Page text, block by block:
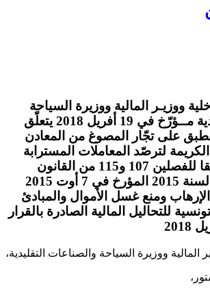
ووزيـر المالية ووزيرة السياحة
والصناعات التقليدية مــؤرّخ في 19 أفريل 2018 يتعلّق
على تجّار المصوغ من المعادن
الكريمة لترصّد المعاملات المسترابة
والتصريح بها تطبيقا للفصلين 107 و115 من القانون
الأساسي عدد 26 لسنة 2015 المؤرخ في 7 أوت 2015
ومنع غسل الأموال والمبادئ
للتحاليل المالية الصادرة بالقرار
المالية ووزيرة السياحة والصناعات التقليدية،